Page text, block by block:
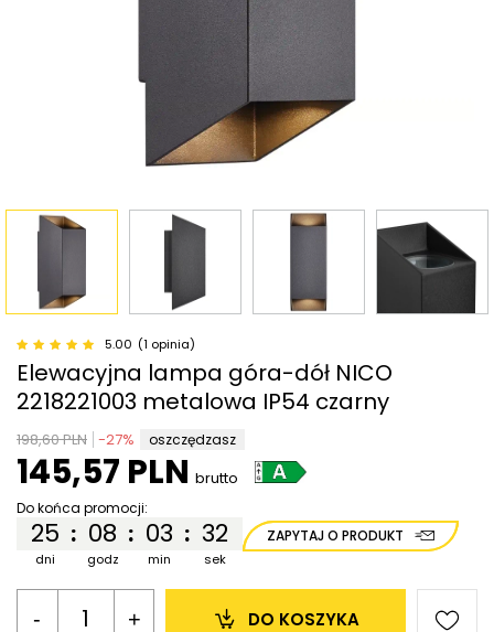
5.00 (1 opinia)
Elewacyjna lampa góra-dół NICO
2218221003 metalowa IP54 czarny
198,60 PLN -27% oszczędzasz
145,57 PLN brutto
Do końca promocji:
:
dni
25 :
godz
08 :
min
03
sek
32 ZAPYTAJ O PRODUKT
- + DO KOSZYKA